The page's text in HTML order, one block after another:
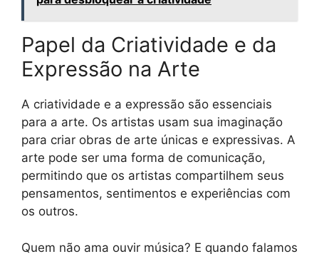
Papel da Criatividade e da
Expressão na Arte
A criatividade e a expressão são essenciais
para a arte. Os artistas usam sua imaginação
para criar obras de arte únicas e expressivas. A
arte pode ser uma forma de comunicação,
permitindo que os artistas compartilhem seus
pensamentos, sentimentos e experiências com
os outros.
Quem não ama ouvir música? E quando falamos